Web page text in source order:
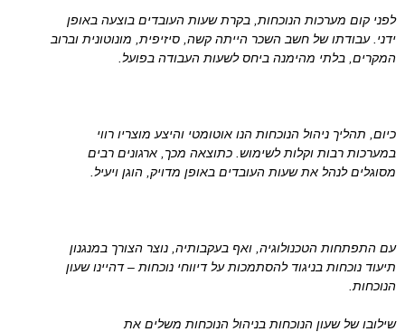
לפני קום מערכות הנוכחות, בקרת שעות העובדים בוצעה באופן
ידני. עבודתו של חשב השכר הייתה קשה, סיזיפית, מונוטונית וברוב
המקרים, בלתי מהימנה ביחס לשעות העבודה בפועל.
כיום, תהליך ניהול הנוכחות הנו אוטומטי והיצע מוצריו רווי
במערכות רבות וקלות לשימוש. כתוצאה מכך, ארגונים רבים
מסוגלים לנהל את שעות העובדים באופן מדויק, הוגן ויעיל.
עם התפתחות הטכנולוגיה, ואף בעקבותיה, נוצר הצורך במנגנון
תיעוד נוכחות בניגוד להסתמכות על דיווחי נוכחות – דהיינו שעון
הנוכחות.
שילובו של שעון הנוכחות בניהול הנוכחות משלים את